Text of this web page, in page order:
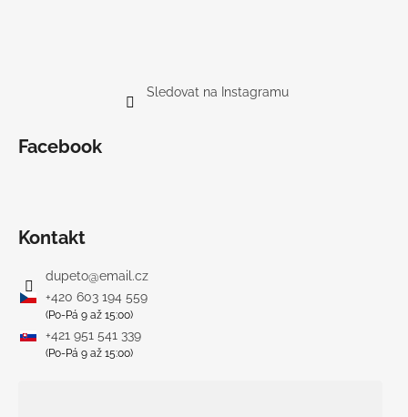
Sledovat na Instagramu
Facebook
Kontakt
dupeto@email.cz
+420 603 194 559
(Po-Pá 9 až 15:00)
+421 951 541 339
(Po-Pá 9 až 15:00)